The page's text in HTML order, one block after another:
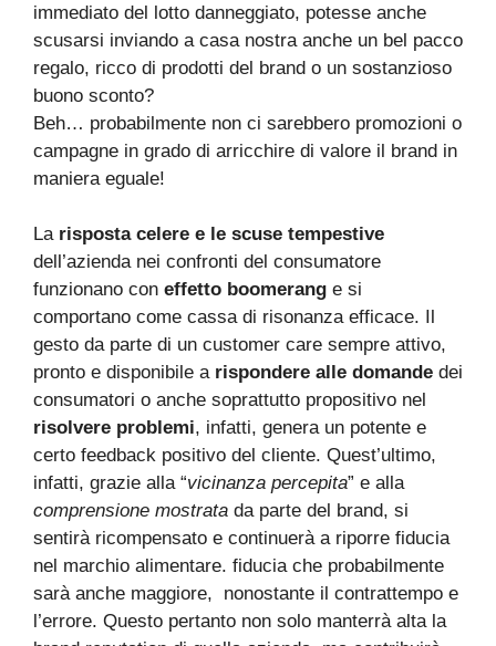
immediato del lotto danneggiato, potesse anche
scusarsi inviando a casa nostra anche un bel pacco
regalo, ricco di prodotti del brand o un sostanzioso
buono sconto?
Beh… probabilmente non ci sarebbero promozioni o
campagne in grado di arricchire di valore il brand in
maniera eguale!
La risposta celere e le scuse tempestive
dell’azienda nei confronti del consumatore
funzionano con effetto boomerang e si
comportano come cassa di risonanza efficace. Il
gesto da parte di un customer care sempre attivo,
pronto e disponibile a rispondere alle domande dei
consumatori o anche soprattutto propositivo nel
risolvere problemi, infatti, genera un potente e
certo feedback positivo del cliente. Quest’ultimo,
infatti, grazie alla “vicinanza percepita” e alla
comprensione mostrata da parte del brand, si
sentirà ricompensato e continuerà a riporre fiducia
nel marchio alimentare. fiducia che probabilmente
sarà anche maggiore, nonostante il contrattempo e
l’errore. Questo pertanto non solo manterrà alta la